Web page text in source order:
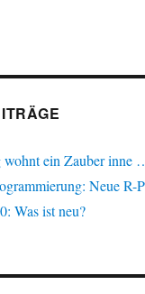
wohnt ein Zauber inne
Neue R-
Was ist neu?